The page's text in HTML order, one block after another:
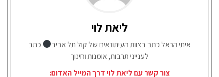
ליאת לוי
איתי הראל כתב בצוות העיתונאים של קול תל אביב
כתב
לענייני תרבות, אומנות וחינוך
צור קשר עם ליאת לוי דרך המייל האדום: